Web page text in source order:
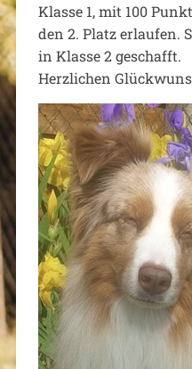
Klasse 1, mit 100
den 2. Platz erlaufen.
in Klasse 2 geschafft.
Herzlichen